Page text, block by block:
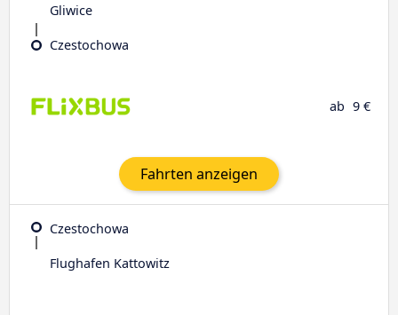
Gliwice
Czestochowa
ab 9 €
Fahrten anzeigen
Czestochowa
Flughafen Kattowitz